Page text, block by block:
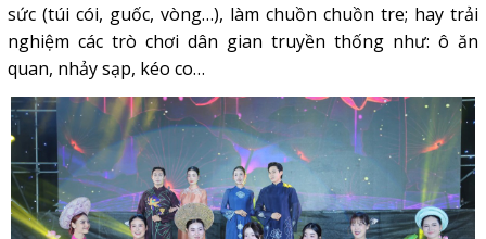
sức (túi cói, guốc, vòng…), làm chuồn chuồn tre; hay trải
nghiệm các trò chơi dân gian truyền thống như: ô ăn
quan, nhảy sạp, kéo co…